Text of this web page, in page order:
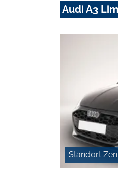
Audi A3
Standort